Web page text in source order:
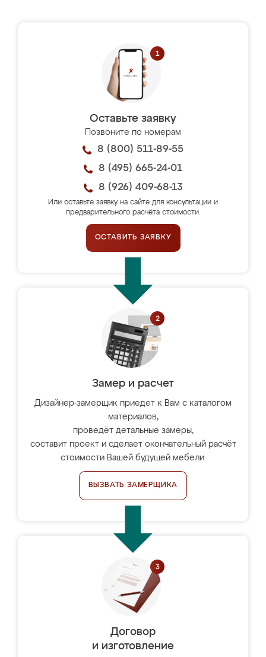
Оставьте заявку
Позвоните по номерам
8 (800) 511-89-55
8 (495) 665-24-01
8 (926) 409-68-13
Или оставьте заявку на сайте для консультации и
предварительного расчёта стоимости.
ОСТАВИТЬ ЗАЯВКУ
Замер и расчет
Дизайнер-замерщик приедет к Вам с каталогом
материалов,
проведёт детальные замеры,
составит проект и сделает окончательный расчёт
стоимости Вашей будущей мебели.
ВЫЗВАТЬ ЗАМЕРЩИКА
Договор
и изготовление